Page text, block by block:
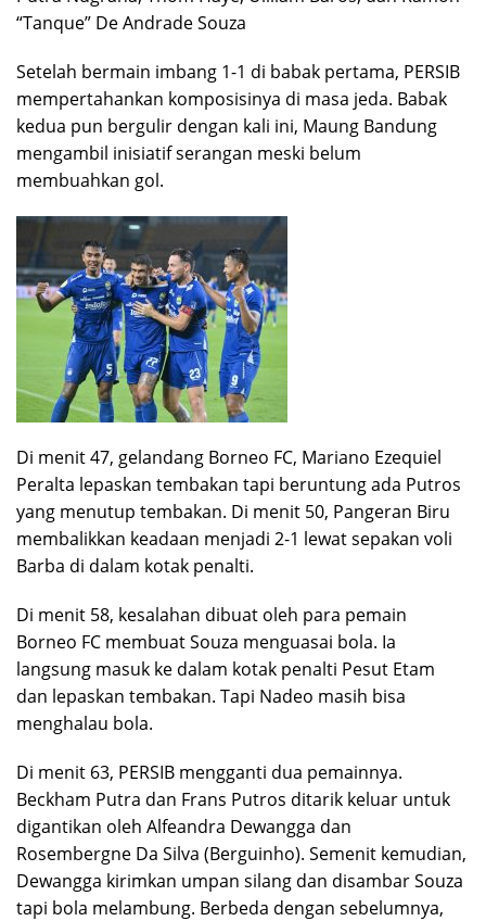
“Tanque” De Andrade Souza
Setelah bermain imbang 1-1 di babak pertama, PERSIB
mempertahankan komposisinya di masa jeda. Babak
kedua pun bergulir dengan kali ini, Maung Bandung
mengambil inisiatif serangan meski belum
membuahkan gol.
Di menit 47, gelandang Borneo FC, Mariano Ezequiel
Peralta lepaskan tembakan tapi beruntung ada Putros
yang menutup tembakan. Di menit 50, Pangeran Biru
membalikkan keadaan menjadi 2-1 lewat sepakan voli
Barba di dalam kotak penalti.
Di menit 58, kesalahan dibuat oleh para pemain
Borneo FC membuat Souza menguasai bola. Ia
langsung masuk ke dalam kotak penalti Pesut Etam
dan lepaskan tembakan. Tapi Nadeo masih bisa
menghalau bola.
Di menit 63, PERSIB mengganti dua pemainnya.
Beckham Putra dan Frans Putros ditarik keluar untuk
digantikan oleh Alfeandra Dewangga dan
Rosembergne Da Silva (Berguinho). Semenit kemudian,
Dewangga kirimkan umpan silang dan disambar Souza
tapi bola melambung. Berbeda dengan sebelumnya,